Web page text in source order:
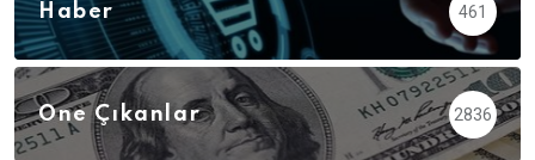
Haber 461
Öne Çıkanlar 2836